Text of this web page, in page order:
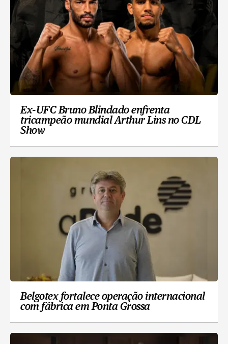
Ex-UFC Bruno Blindado enfrenta
tricampeão mundial Arthur Lins no CDL
Show
Belgotex fortalece operação internacional
com fábrica em Ponta Grossa